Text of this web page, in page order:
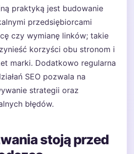
praktyką jest budowanie
przedsiębiorcami
czy wymianę linków; takie
korzyści obu stronom i
marki. Dodatkowo regularna
SEO pozwala na
strategii oraz
błędów.
stoją przed